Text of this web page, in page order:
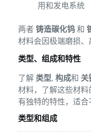
用和发电系统
两者 铸造碳化钨和
材料会因极端磨损、
类型、组成和特性
了解 类型, 构成和 关
材料，了解这些材
有独特的特性，适合
类型和组成